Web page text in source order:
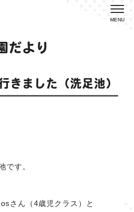
MENU
だより
きました（洗足池）
です。
さん（4歳児クラス）と